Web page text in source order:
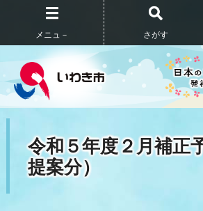
メニュ－ さがす
令和５年度２月補正
提案分）